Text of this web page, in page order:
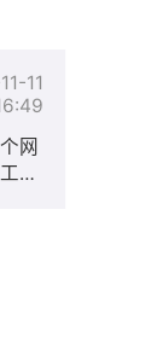
11
网
和